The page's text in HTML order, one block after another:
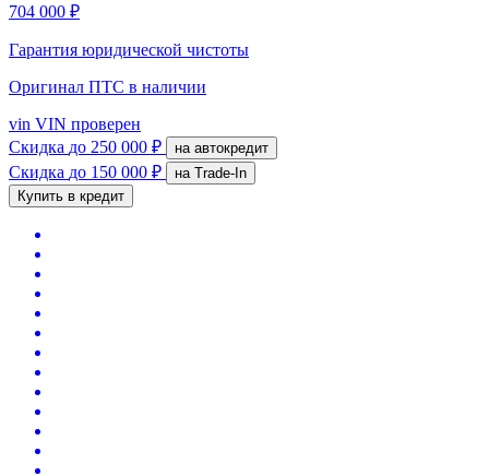
704 000 ₽
Гарантия юридической чистоты
Оригинал ПТС в наличии
vin VIN проверен
Скидка до 250 000 ₽ на автокредит
Скидка до 150 000 ₽
на Trade-In
Купить в кредит